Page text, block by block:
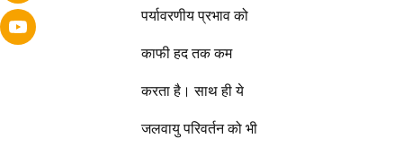
पर्यावरणीय प्रभाव को
काफी हद तक कम
करता है। साथ ही ये
जलवायु परिवर्तन को भी